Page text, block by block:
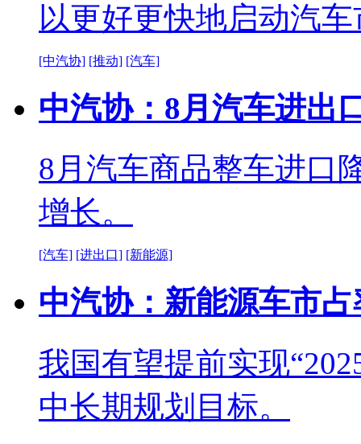
以更好更快地启动汽
[中汽协] [推动] [汽车]
中汽协：8月汽车进出
8月汽车商品整车进口
增长。
[汽车] [进出口] [新能源]
中汽协：新能源车市
我国有望提前实现
中长期规划目标。